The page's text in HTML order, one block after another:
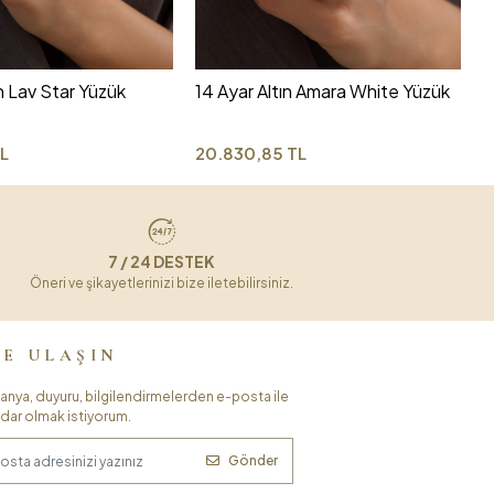
Lav Star Yüzük 14 Ayar Altın Amara White Yüzük
20.830,85 TL
7 / 24 DESTEK
Öneri ve şikayetlerinizi bize iletebilirsiniz.
ULAŞIN
duyuru, bilgilendirmelerden e-posta ile
olmak istiyorum.
Gönder